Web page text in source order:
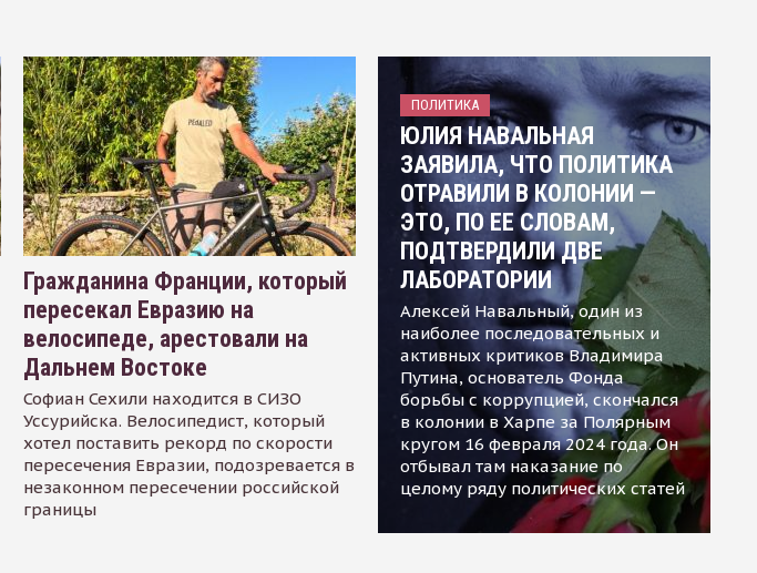
Гражданина Франции, который
пересекал Евразию на
велосипеде, арестовали на
Дальнем Востоке
Софиан Сехили находится в СИЗО
Уссурийска. Велосипедист, который
хотел поставить рекорд по скорости
пересечения Евразии, подозревается в
незаконном пересечении российской
границы
ПОЛИТИКА
ЮЛИЯ НАВАЛЬНАЯ
ЗАЯВИЛА, ЧТО ПОЛИТИКА
ОТРАВИЛИ В КОЛОНИИ —
ЭТО, ПО ЕЕ СЛОВАМ,
ПОДТВЕРДИЛИ ДВЕ
ЛАБОРАТОРИИ
Алексей Навальный, один из
наиболее последовательных и
активных критиков Владимира
Путина, основатель Фонда
борьбы с коррупцией, скончался
в колонии в Харпе за Полярным
кругом 16 февраля 2024 года. Он
отбывал там наказание по
целому ряду политических статей